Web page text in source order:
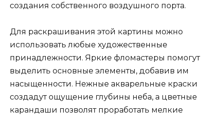
создания собственного воздушного порта.
Для раскрашивания этой картины можно
использовать любые художественные
принадлежности. Яркие фломастеры помогут
выделить основные элементы, добавив им
насыщенности. Нежные акварельные краски
создадут ощущение глубины неба, а цветные
карандаши позволят проработать мелкие